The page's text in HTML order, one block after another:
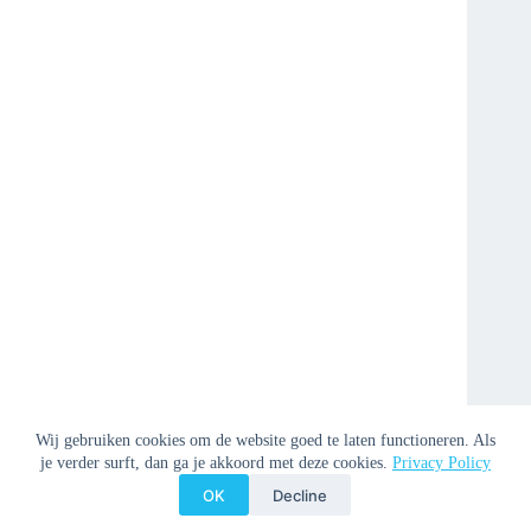
Wij gebruiken cookies om de website goed te laten functioneren. Als
je verder surft, dan ga je akkoord met deze cookies. Privacy Policy
OK Decline